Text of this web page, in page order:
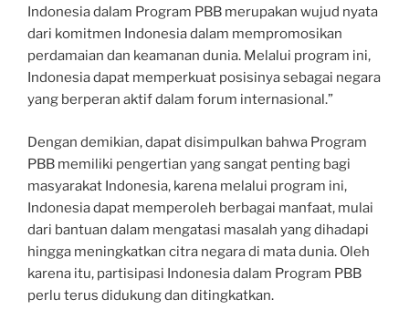
Indonesia dalam Program PBB merupakan wujud nyata
dari komitmen Indonesia dalam mempromosikan
perdamaian dan keamanan dunia. Melalui program ini,
Indonesia dapat memperkuat posisinya sebagai negara
yang berperan aktif dalam forum internasional.”
Dengan demikian, dapat disimpulkan bahwa Program
PBB memiliki pengertian yang sangat penting bagi
masyarakat Indonesia, karena melalui program ini,
Indonesia dapat memperoleh berbagai manfaat, mulai
dari bantuan dalam mengatasi masalah yang dihadapi
hingga meningkatkan citra negara di mata dunia. Oleh
karena itu, partisipasi Indonesia dalam Program PBB
perlu terus didukung dan ditingkatkan.